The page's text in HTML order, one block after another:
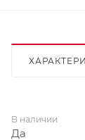
В наличии
Да